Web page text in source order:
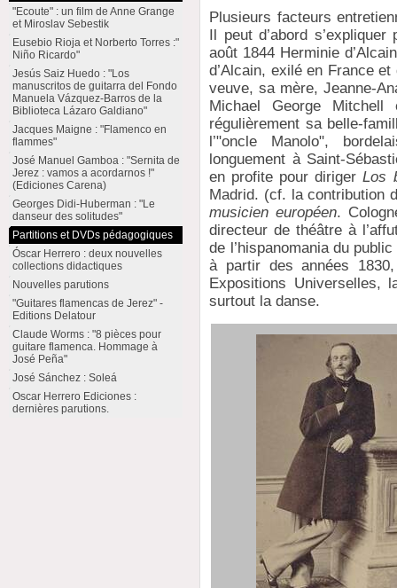
Plusieurs facteurs
Il peut d’abord
août 1844 Herminie
d’Alcain, exilé en France
veuve, sa mère, Jeanne-
Michael George Mitchell
régulièrement sa belle-
l’"oncle Manolo",
longuement à Saint-
en profite pour dirigerLos
Madrid. (cf. la contribution
musicien européen.
directeur de théâtre à
de l’hispanomania du
à partir des années
Expositions Universelles,
surtout la danse.
"Ecoute" : un film de Anne Grange
et Miroslav Sebestik
Eusebio Rioja et Norberto Torres :"
Niño Ricardo"
Jesús Saiz Huedo : "Los
manuscritos de guitarra del Fondo
Manuela Vázquez-Barros de la
Biblioteca Lázaro Galdiano"
Jacques Maigne : "Flamenco en
flammes"
José Manuel Gamboa : "Sernita de
Jerez : vamos a acordarnos !"
(Ediciones Carena)
Georges Didi-Huberman : "Le
danseur des solitudes"
Partitions et DVDs pédagogiques
Óscar Herrero : deux nouvelles
collections didactiques
Nouvelles parutions
"Guitares flamencas de Jerez" -
Editions Delatour
Claude Worms : "8 pièces pour
guitare flamenca. Hommage à
José Peña"
José Sánchez : Soleá
Oscar Herrero Ediciones :
dernières parutions.